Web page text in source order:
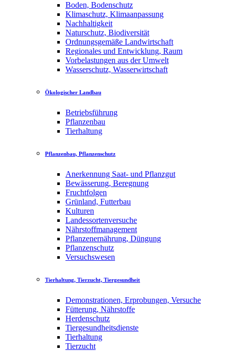
Boden, Bodenschutz
Klimaschutz, Klimaanpassung
Nachhaltigkeit
Naturschutz, Biodiversität
Ordnungsgemäße Landwirtschaft
Regionales und Entwicklung, Raum
Vorbelastungen aus der Umwelt
Wasserschutz, Wasserwirtschaft
Ökologischer Landbau
Betriebsführung
Pflanzenbau
Tierhaltung
Pflanzenbau, Pflanzenschutz
Anerkennung Saat- und Pflanzgut
Bewässerung, Beregnung
Fruchtfolgen
Grünland, Futterbau
Kulturen
Landessortenversuche
Nährstoffmanagement
Pflanzenernährung, Düngung
Pflanzenschutz
Versuchswesen
Tierhaltung, Tierzucht, Tiergesundheit
Demonstrationen, Erprobungen, Versuche
Fütterung, Nährstoffe
Herdenschutz
Tiergesundheitsdienste
Tierhaltung
Tierzucht